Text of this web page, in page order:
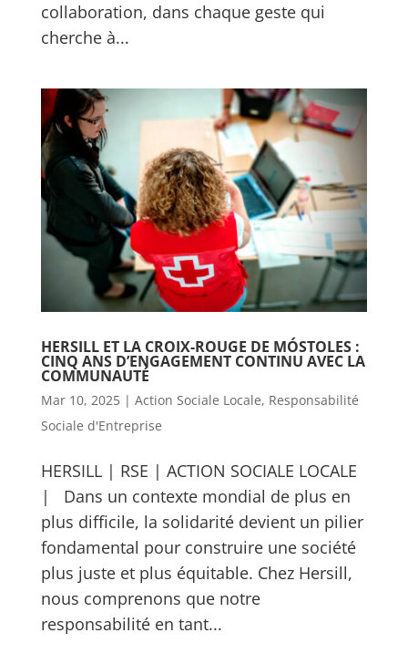
collaboration, dans chaque geste qui
cherche à...
HERSILL ET LA CROIX-ROUGE DE MÓSTOLES :
CINQ ANS D’ENGAGEMENT CONTINU AVEC LA
COMMUNAUTÉ
Mar 10, 2025| Action Sociale Locale, Responsabilité
Sociale d'Entreprise
HERSILL | RSE | ACTION SOCIALE LOCALE
| Dans un contexte mondial de plus en
plus difficile, la solidarité devient un pilier
fondamental pour construire une société
plus juste et plus équitable. Chez Hersill,
nous comprenons que notre
responsabilité en tant...